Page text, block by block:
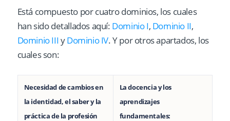
Está compuesto por cuatro dominios, los cuales
han sido detallados aquí: Dominio I, Dominio II,
Dominio III yDominio IV. Y por otros apartados, los
cuales son:
Necesidad de cambios en
la identidad, el saber y la
práctica de la profesión
La docencia y los
aprendizajes
fundamentales: